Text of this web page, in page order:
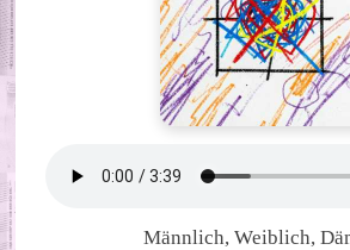
Männlich, Weiblich,